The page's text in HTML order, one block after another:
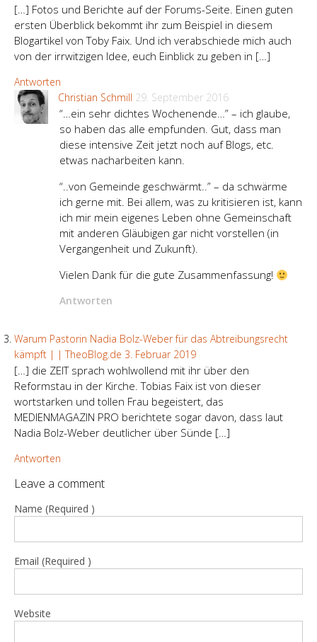
[…] Fotos und Berichte auf der Forums-Seite. Einen guten
ersten Überblick bekommt ihr zum Beispiel in diesem
Blogartikel von Toby Faix. Und ich verabschiede mich auch
von der irrwitzigen Idee, euch Einblick zu geben in […]
Antworten
Christian Schmill 29. September 2016
“…ein sehr dichtes Wochenende…” – ich glaube,
so haben das alle empfunden. Gut, dass man
diese intensive Zeit jetzt noch auf Blogs, etc.
etwas nacharbeiten kann.
“..von Gemeinde geschwärmt..” – da schwärme
ich gerne mit. Bei allem, was zu kritisieren ist, kann
ich mir mein eigenes Leben ohne Gemeinschaft
mit anderen Gläubigen gar nicht vorstellen (in
Vergangenheit und Zukunft).
Vielen Dank für die gute Zusammenfassung!
Antworten
Warum Pastorin Nadia Bolz-Weber für das Abtreibungsrecht
kämpft | | TheoBlog.de 3. Februar 2019
[…] die ZEIT sprach wohlwollend mit ihr über den
Reformstau in der Kirche. Tobias Faix ist von dieser
wortstarken und tollen Frau begeistert, das
MEDIENMAGAZIN PRO berichtete sogar davon, dass laut
Nadia Bolz-Weber deutlicher über Sünde […]
Antworten
Leave a comment
Name (Required )
Email (Required )
Website